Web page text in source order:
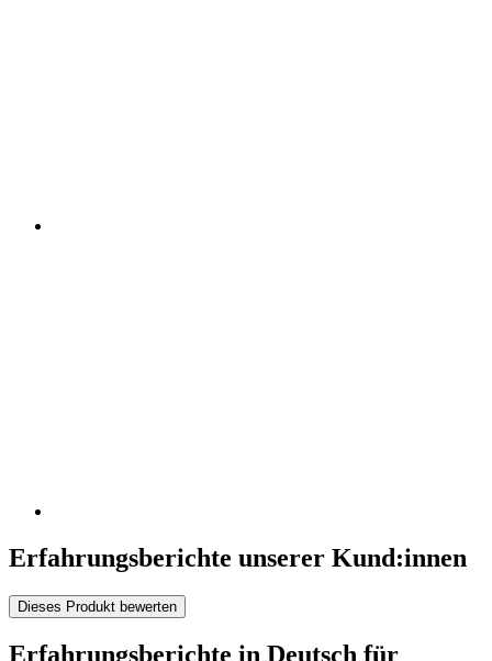
Erfahrungsberichte unserer Kund:innen
Dieses Produkt bewerten
Erfahrungsberichte in Deutsch für